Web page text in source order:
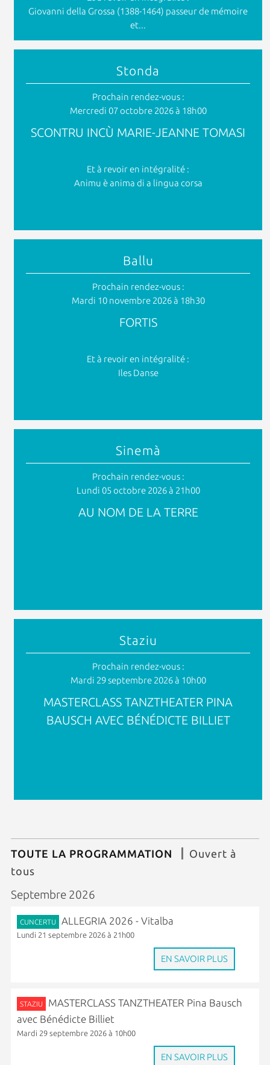
Giovanni della Grossa (1388-1464) passeur de mémoire
et...
Stonda
Prochain rendez-vous :
Mercredi 07 octobre 2026 à 18h00
SCONTRU INCÙ MARIE-JEANNE TOMASI
Et à revoir en intégralité :
Animu è anima di a lingua corsa
Ballu
Prochain rendez-vous :
Mardi 10 novembre 2026 à 18h30
FORTIS
Et à revoir en intégralité :
Iles Danse
Sinemà
Prochain rendez-vous :
Lundi 05 octobre 2026 à 21h00
AU NOM DE LA TERRE
Staziu
Prochain rendez-vous :
Mardi 29 septembre 2026 à 10h00
MASTERCLASS TANZTHEATER PINA
BAUSCH AVEC BÉNÉDICTE BILLIET
TOUTE LA PROGRAMMATION
Ouvert à
tous
Septembre 2026
CUNCERTU ALLEGRIA 2026 - Vitalba
Lundi 21 septembre 2026 à 21h00
EN SAVOIR PLUS
STAZIU
MASTERCLASS TANZTHEATER Pina Bausch
avec Bénédicte Billiet
Mardi 29 septembre 2026 à 10h00
EN SAVOIR PLUS